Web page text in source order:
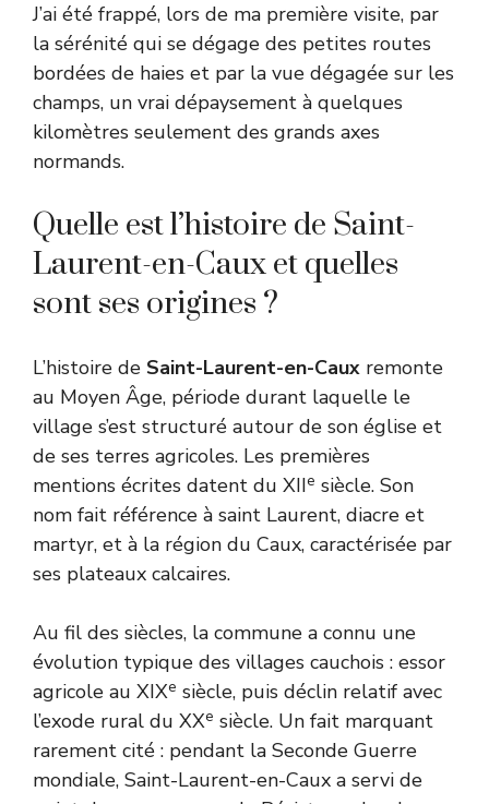
J’ai été frappé, lors de ma première visite, par
la sérénité qui se dégage des petites routes
bordées de haies et par la vue dégagée sur les
champs, un vrai dépaysement à quelques
kilomètres seulement des grands axes
normands.
Quelle est l’histoire de Saint-
Laurent-en-Caux et quelles
sont ses origines ?
L’histoire de Saint-Laurent-en-Caux remonte
au Moyen Âge, période durant laquelle le
village s’est structuré autour de son église et
de ses terres agricoles. Les premières
mentions écrites datent du XIIe siècle. Son
nom fait référence à saint Laurent, diacre et
martyr, et à la région du Caux, caractérisée par
ses plateaux calcaires.
Au fil des siècles, la commune a connu une
évolution typique des villages cauchois : essor
agricole au XIXe siècle, puis déclin relatif avec
l’exode rural du XXe siècle. Un fait marquant
rarement cité : pendant la Seconde Guerre
mondiale, Saint-Laurent-en-Caux a servi de